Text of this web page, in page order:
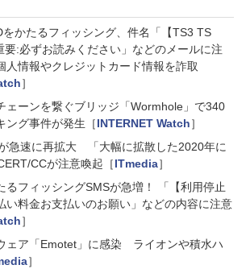
かたるフィッシング、件名「【TS3 TS
要:必ずお読みください」などのメールに注
情報やクレジットカード情報を詐取
］
ェーンを繋ぐブリッジ「Wormhole」で340
ング事件が発生［INTERNET Watch］
が急速に再拡大 「大幅に拡散した2020年に
CCが注意喚起［ITmedia］
るフィッシングSMSが急増！ 「【利用停止
い料金お支払いのお願い」などの内容に注意
］
ェア「Emotet」に感染 ライオンや積水ハ
］